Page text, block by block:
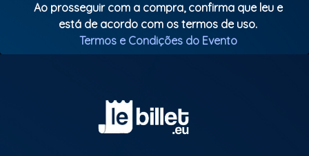
Ao prosseguir com a compra, confirma que leu e
está de acordo com os termos de uso.
Termos e Condições do Evento